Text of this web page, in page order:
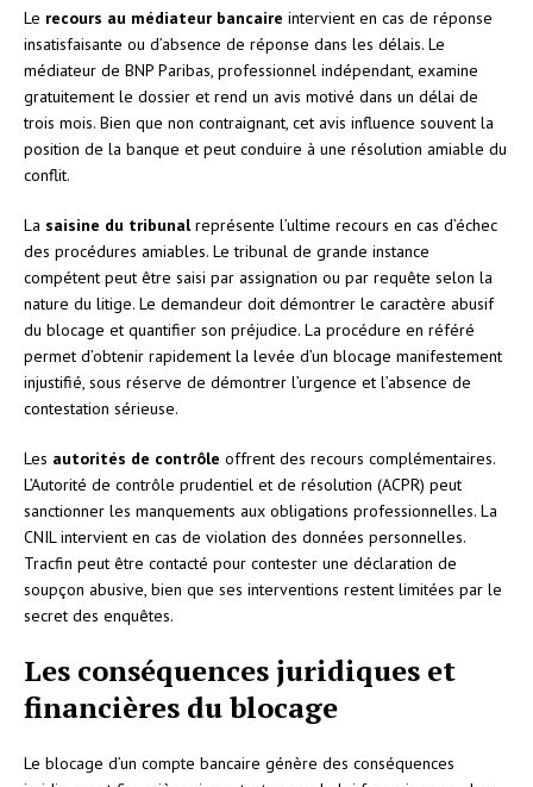
Le recours au médiateur bancaire intervient en cas de réponse
insatisfaisante ou d’absence de réponse dans les délais. Le
médiateur de BNP Paribas, professionnel indépendant, examine
gratuitement le dossier et rend un avis motivé dans un délai de
trois mois. Bien que non contraignant, cet avis influence souvent la
position de la banque et peut conduire à une résolution amiable du
conflit.
La saisine du tribunalreprésente l’ultime recours en cas d’échec
des procédures amiables. Le tribunal de grande instance
compétent peut être saisi par assignation ou par requête selon la
nature du litige. Le demandeur doit démontrer le caractère abusif
du blocage et quantifier son préjudice. La procédure en référé
permet d’obtenir rapidement la levée d’un blocage manifestement
injustifié, sous réserve de démontrer l’urgence et l’absence de
contestation sérieuse.
Les autorités de contrôle offrent des recours complémentaires.
L’Autorité de contrôle prudentiel et de résolution (ACPR) peut
sanctionner les manquements aux obligations professionnelles. La
CNIL intervient en cas de violation des données personnelles.
Tracfin peut être contacté pour contester une déclaration de
soupçon abusive, bien que ses interventions restent limitées par le
secret des enquêtes.
Les conséquences juridiques et
financières du blocage
Le blocage d’un compte bancaire génère des conséquences